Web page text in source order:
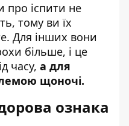
про іспити не
тому ви їх
Для інших вони
більше, і це
часу, а для
щоночі.
ознака